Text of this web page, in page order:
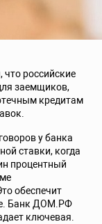
российские
заемщиков,
кредитам
у банка
ставки, когда
процентный
обеспечит
Банк ДОМ.РФ
ключевая.